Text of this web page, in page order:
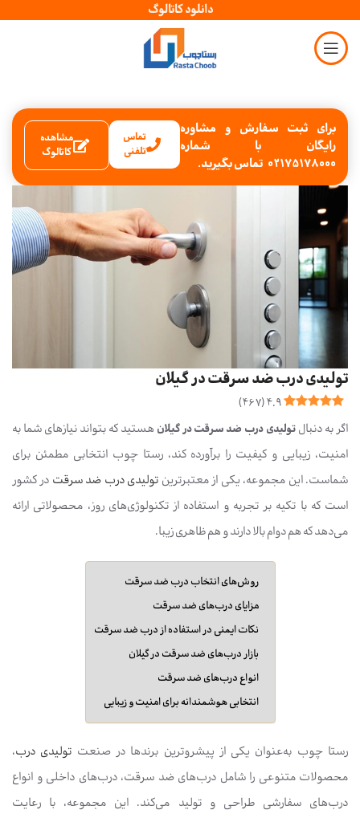
دانلود کاتالوگ
برای ثبت سفارش و مشاوره
رایگان با شماره
02175178000 تماس بگیرید.
تماس
تلفنی
مشاهده
کاتالوگ
تولیدی درب ضد سرقت در گیلان
4.9
(
467
)
اگر به دنبالتولیدی درب ضد سرقت در گیلان هستید که بتواند نیازهای شما به
امنیت، زیبایی و کیفیت را برآورده کند، رستا چوب انتخابی مطمئن برای
شماست. این مجموعه، یکی از معتبرترین تولیدی درب ضد سرقت در کشور
است که با تکیه بر تجربه و استفاده از تکنولوژی‌های روز، محصولاتی ارائه
می‌دهد که هم دوام بالا دارند و هم ظاهری زیبا.
روش‌های انتخاب درب ضد سرقت
مزایای درب‌های ضد سرقت
نکات ایمنی در استفاده از درب ضد سرقت
بازار درب‌های ضد سرقت در گیلان
انواع درب‌های ضد سرقت
انتخابی هوشمندانه برای امنیت و زیبایی
رستا چوب به‌عنوان یکی از پیشروترین برندها در صنعت تولیدی درب،
محصولات متنوعی را شامل درب‌های ضد سرقت، درب‌های داخلی و انواع
درب‌های سفارشی طراحی و تولید می‌کند. این مجموعه، با رعایت